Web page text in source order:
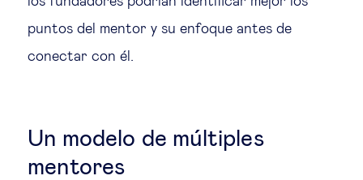
puntos del mentor y su enfoque antes de
conectar con él.
Un modelo de múltiples
mentores